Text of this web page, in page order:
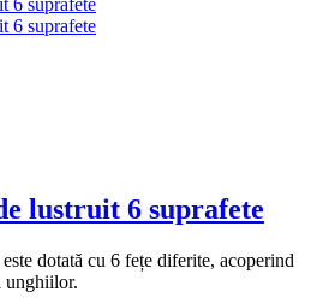
lustruit 6 suprafete
dotată cu 6 fețe diferite, acoperind
unghiilor.